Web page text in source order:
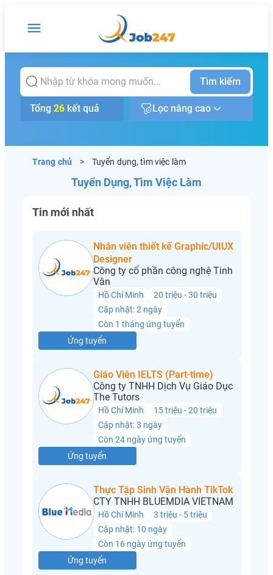
Tìm kiếm
Tổng 26 kết quả Lọc nâng cao
Trang chủ > Tuyển dụng, tìm việc làm
Tuyển Dụng, Tìm Việc Làm
Tin mới nhất
Nhân viên thiết kế Graphic/UIUX
Designer
Công ty cổ phần công nghệ Tinh
Vân
Hồ Chí Minh
20 triệu - 30 triệu
Cập nhật: 2 ngày
Còn 1 tháng ứng tuyển
Ứng tuyển
Giáo Viên IELTS (Part-time)
Công ty TNHH Dịch Vụ Giáo Dục
The Tutors
Hồ Chí Minh
15 triệu - 20 triệu
Cập nhật: 3 ngày
Còn 24 ngày ứng tuyển
Ứng tuyển
Thực Tập Sinh Vận Hành TikTok
CTY TNHH BLUEMDIA VIETNAM
Hồ Chí Minh
3 triệu - 5 triệu
Cập nhật: 10 ngày
Còn 16 ngày ứng tuyển
Ứng tuyển